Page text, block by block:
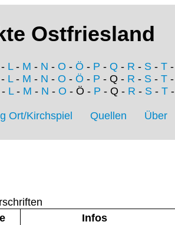
Ostfriesland
- L- M - N - O - Ö - P - Q - R - S - T -
- L- M - N - O - Ö - P - Q - R - S - T -
L- M - N - O - Ö - P - Q - R - S- T-
Ort/Kirchspiel Quellen Über
Infos